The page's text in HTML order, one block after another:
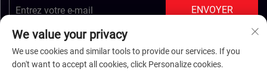
ENVOYER
We value your privacy
We use cookies and similar tools to provide our services. If you
don't want to accept all cookies, click Personalize cookies.